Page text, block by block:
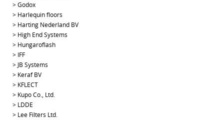
>Godox
> Harlequin floors
> Harting Nederland BV
> High End Systems
> Hungaroflash
> IFF
> JB Systems
> Keraf BV
> KFLECT
> Kupo Co., Ltd.
> LDDE
> Lee Filters Ltd.